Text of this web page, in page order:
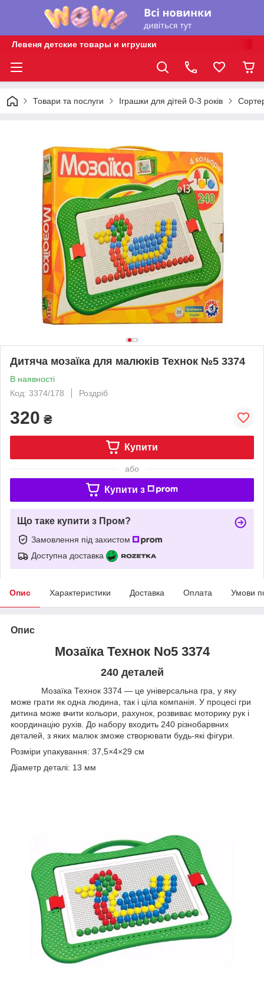
Левеня детские товары и игрушки
Товари та послуги Іграшки для дітей 0-3 років
Дитяча мозаїка для малюків Технок №5 3374
В наявності
Код: 3374/178
Роздріб
320 ₴
Купити
або
Купити з
Що таке купити з Пром?
Замовлення під захистом
Доступна доставка
Опис Характеристики Доставка Оплата Умови
Опис
Мозаїка Технок No5 3374
240 деталей
Мозаїка Технок 3374 — це універсальна гра, у яку
може грати як одна людина, так і ціла компанія. У процесі гри
дитина може вчити кольори, рахунок, розвиває моторику рук і
координацію рухів. До набору входить 240 різнобарвних
деталей, з яких малюк зможе створювати будь-які фігури.
Розміри упакування: 37,5×4×29 см
Діаметр деталі: 13 мм